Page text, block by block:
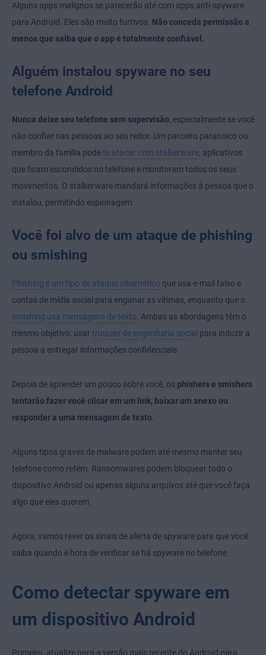
Alguns apps malignos se parecerão até com apps anti-spyware
para Android. Eles são muito furtivos. Não conceda permissão a
menos que saiba que o app é totalmente confiável.
Alguém instalou spyware no seu
telefone Android
Nunca deixe seu telefone sem supervisão, especialmente se você
não confiar nas pessoas ao seu redor. Um parceiro paranoico ou
membro da família podete atacar com stalkerware, aplicativos
que ficam escondidos no telefone e monitoram todos os seus
movimentos. O stalkerware mandará informações à pessoa que o
instalou, permitindo espionagem.
Você foi alvo de um ataque de phishing
ou smishing
Phishing é um tipo de ataque cibernético que usa e-mail falso e
contas de mídia social para enganar as vítimas, enquanto que o
smishing usa mensagens de texto. Ambas as abordagens têm o
mesmo objetivo: usar truques de engenharia social para induzir a
pessoa a entregar informações confidenciais.
Depois de aprender um pouco sobre você, os phishers e smishers
tentarão fazer você clicar em um link, baixar um anexo ou
responder a uma mensagem de texto.
Alguns tipos graves de malware podem até mesmo manter seu
telefone como refém. Ransomwares podem bloquear todo o
dispositivo Android ou apenas alguns arquivos até que você faça
algo que eles querem.
Agora, vamos rever os sinais de alerta de spyware para que você
saiba quando é hora de verificar se há spyware no telefone.
Como detectar spyware em
um dispositivo Android
Primeiro, atualize para a versão mais recente do Android para